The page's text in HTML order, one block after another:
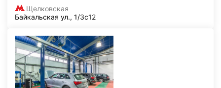
Щелковская
Байкальская ул., 1/3с12